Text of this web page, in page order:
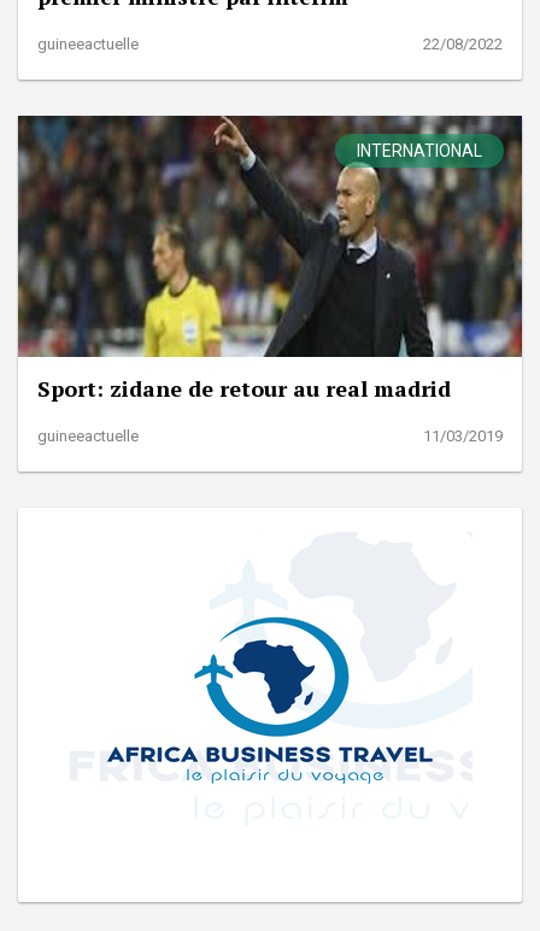
guineeactuelle 22/08/2022
INTERNATIONAL
Sport: zidane de retour au real madrid
guineeactuelle 11/03/2019